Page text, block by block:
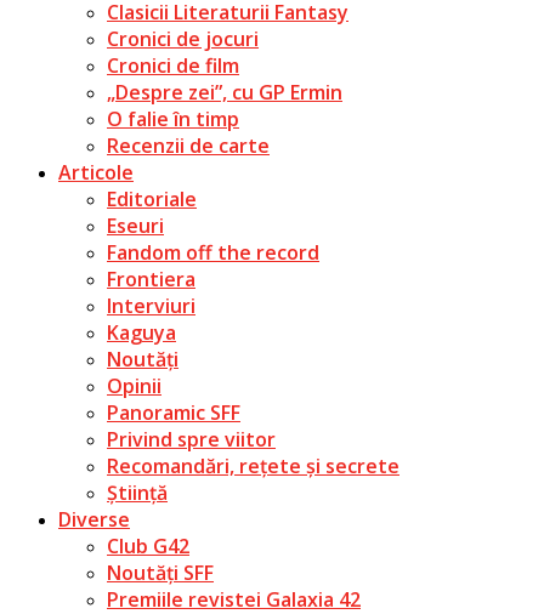
Clasicii Literaturii Fantasy
Cronici de jocuri
Cronici de film
„Despre zei”, cu GP Ermin
O falie în timp
Recenzii de carte
Articole
Editoriale
Eseuri
Fandom off the record
Frontiera
Interviuri
Kaguya
Noutăți
Opinii
Panoramic SFF
Privind spre viitor
Recomandări, rețete și secrete
Știință
Diverse
Club G42
Noutăți SFF
Premiile revistei Galaxia 42